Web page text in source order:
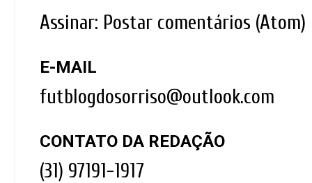
Assinar: Postar comentários (Atom)
E-MAIL
futblogdosorriso@outlook.com
CONTATO DA REDAÇÃO
(31) 97191-1917